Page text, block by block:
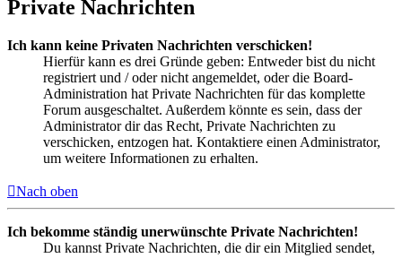
Private Nachrichten
Ich kann keine Privaten Nachrichten verschicken!
Hierfür kann es drei Gründe geben: Entweder bist du nicht
registriert und / oder nicht angemeldet, oder die Board-
Administration hat Private Nachrichten für das komplette
Forum ausgeschaltet. Außerdem könnte es sein, dass der
Administrator dir das Recht, Private Nachrichten zu
verschicken, entzogen hat. Kontaktiere einen Administrator,
um weitere Informationen zu erhalten.
Nach oben
Ich bekomme ständig unerwünschte Private Nachrichten!
Du kannst Private Nachrichten, die dir ein Mitglied sendet,